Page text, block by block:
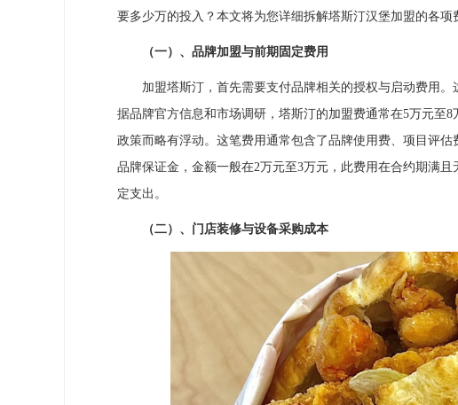
要多少万的投入？本文将为您详细拆解塔斯汀汉堡加盟的各项
（一）、品牌加盟与前期固定费用
加盟塔斯汀，首先需要支付品牌相关的授权与启动费用。
据品牌官方信息和市场调研，塔斯汀的加盟费通常在5万元至
政策而略有浮动。这笔费用通常包含了品牌使用费、项目评
品牌保证金，金额一般在2万元至3万元，此费用在合约期满
定支出。
（二）、门店装修与设备采购成本